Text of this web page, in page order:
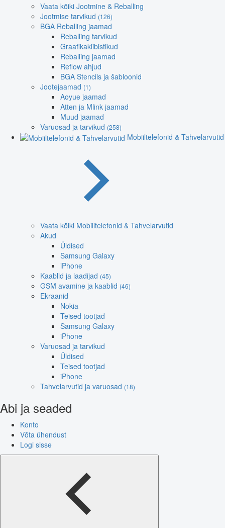
Vaata kõiki Jootmine & Reballing
Jootmise tarvikud (126)
BGA Reballing jaamad
Reballing tarvikud
Graafikakiibistikud
Reballing jaamad
Reflow ahjud
BGA Stencils ja šabloonid
Jootejaamad (1)
Aoyue jaamad
Atten ja Mlink jaamad
Muud jaamad
Varuosad ja tarvikud (258)
Mobiiltelefonid & Tahvelarvutid
Vaata kõiki Mobiiltelefonid & Tahvelarvutid
Akud
Üldised
Samsung Galaxy
iPhone
Kaablid ja laadijad (45)
GSM avamine ja kaablid (46)
Ekraanid
Nokia
Teised tootjad
Samsung Galaxy
iPhone
Varuosad ja tarvikud
Üldised
Teised tootjad
iPhone
Tahvelarvutid ja varuosad (18)
Abi ja seaded
Konto
Võta ühendust
Logi sisse